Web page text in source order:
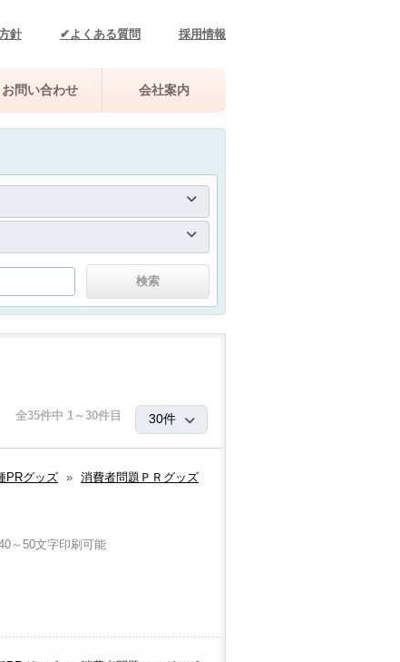
針 ✔よくある質問 採用情報
お問い合わせ 会社案内
全35件中 1～30件目
PRグッズ » 消費者問題ＰＲグッズ
～50文字印刷可能